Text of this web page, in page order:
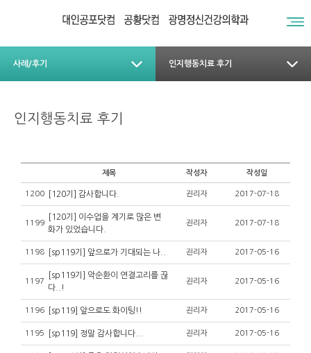
사례/후기 인지행동치료 후기
인지행동치료 후기
제목 작성자 작성일
1200 [120기] 감사합니다. 괸리자 2017-07-18
1199
[120기] 이수업을 계기로 많은 변
화가 있었습니다.
괸리자 2017-07-18
1198 [sp119기] 앞으로가 기대되는 나.. 괸리자 2017-05-16
1197
[sp119기] 악순환이 연결고리를 끊
다..!
괸리자 2017-05-16
1196 [sp119] 앞으로도 화이팅!! 괸리자 2017-05-16
1195 [sp119] 정말 감사합니다... 괸리자 2017-05-16